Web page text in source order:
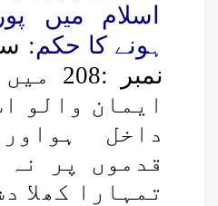
اسلام میں
ہونے کا حکم:
نمبر
ایمان والو
داخل
قدموں پر نہ
تمہارا کھلا